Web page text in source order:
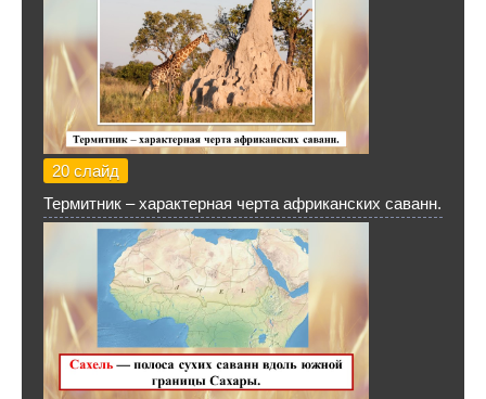
20 слайд
Термитник – характерная черта африканских саванн.